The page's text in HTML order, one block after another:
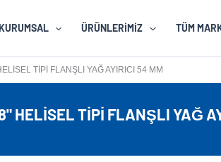
ÜRÜNLERIMIZ TÜM
TIPI FLANŞLI YAĞ AYIRICI 54 MM
HELISEL TIPI FLANŞLI YAĞ